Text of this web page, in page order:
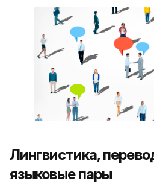
Лингвистика,
языковые пары